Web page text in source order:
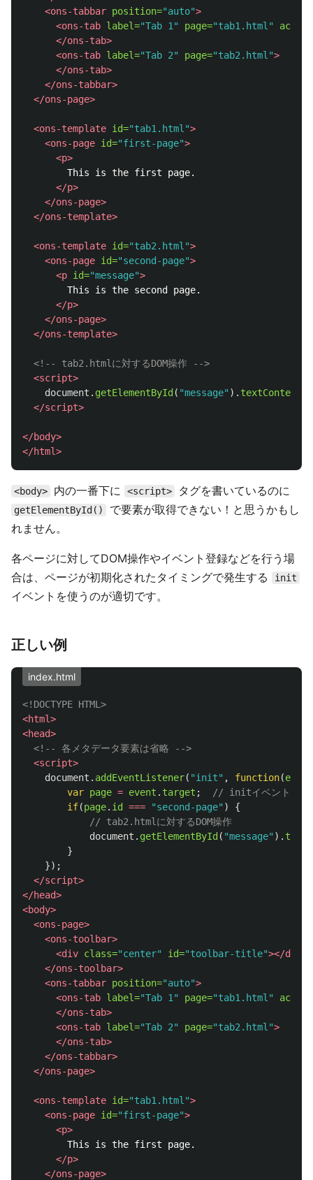
<ons-tabbar position="auto">
<ons-tab label="Tab 1" page="tab1.html"
active
</ons-tab>
<ons-tab label="Tab 2" page="tab2.html">
</ons-tab>
</ons-tabbar>
</ons-page>
<ons-template id="tab1.html">
<ons-page id="first-page">
<p>
        This is the first page.
</p>
</ons-page>
</ons-template>
<ons-template id="tab2.html">
<ons-page id="second-page">
<p id="message">
        This is the second page.
</p>
</ons-page>
</ons-template>
<!-- tab2.htmlに対するDOM操作 -->
<script>
document . getElementById ( "message" ). textContent
</script>
</body>
</html>
<body> 内の一番下に <script> タグを書いているのに
getElementById()
で要素が取得できない！と思うかもし
れません。
各ページに対してDOM操作やイベント登録などを行う場
合は、ページが初期化されたタイミングで発生する
init
イベントを使うのが適切です。
正しい例
index.html
<!DOCTYPE HTML>
<html>
<head>
<!-- 各メタデータ要素は省略 -->
<script>
document . addEventListener( "init" , function(event
var page = event . target ;
// initイベントが発
if(page. id === "second-page" )
{
// tab2.htmlに対するDOM操作
document . getElementById ( "message" ).
}
});
</script>
</head>
<body>
<ons-page>
<ons-toolbar>
<div class="center" id="toolbar-title"></div>
</ons-toolbar>
<ons-tabbar position="auto">
<ons-tab label="Tab 1" page="tab1.html"
active
</ons-tab>
<ons-tab label="Tab 2" page="tab2.html">
</ons-tab>
</ons-tabbar>
</ons-page>
<ons-template id="tab1.html">
<ons-page id="first-page">
<p>
        This is the first page.
</p>
</ons-page>